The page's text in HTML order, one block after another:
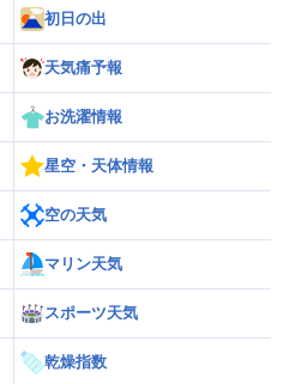
初日の出
天気痛予報
お洗濯情報
星空・天体情報
空の天気
マリン天気
スポーツ天気
乾燥指数